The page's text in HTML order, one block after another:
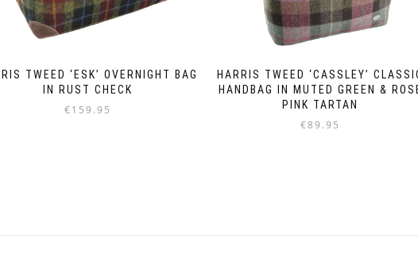
TWEED ‘ESK’ OVERNIGHT BAG
IN RUST CHECK
€159.95
HARRIS TWEED ‘CASSLEY’
HANDBAG IN MUTED GREEN &
PINK TARTAN
€89.95